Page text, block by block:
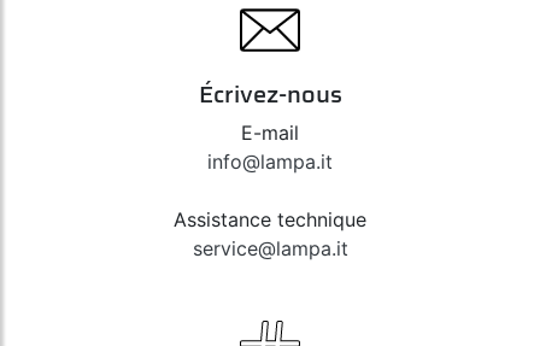
Écrivez-nous
E-mail
info@lampa.it
Assistance technique
service@lampa.it